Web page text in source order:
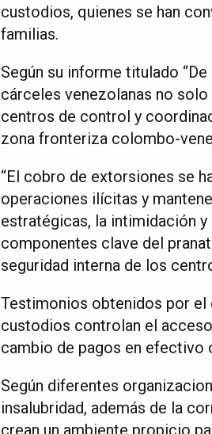
custodios, quienes se han
familias.
Según su informe titulado
cárceles venezolanas no
centros de control y
zona fronteriza colombo-
“El cobro de extorsiones se
operaciones ilícitas y
estratégicas, la intimidación
componentes clave del
seguridad interna de los
Testimonios obtenidos por el
custodios controlan el
cambio de pagos en efectivo
Según diferentes
insalubridad, además de la
crean un ambiente propicio